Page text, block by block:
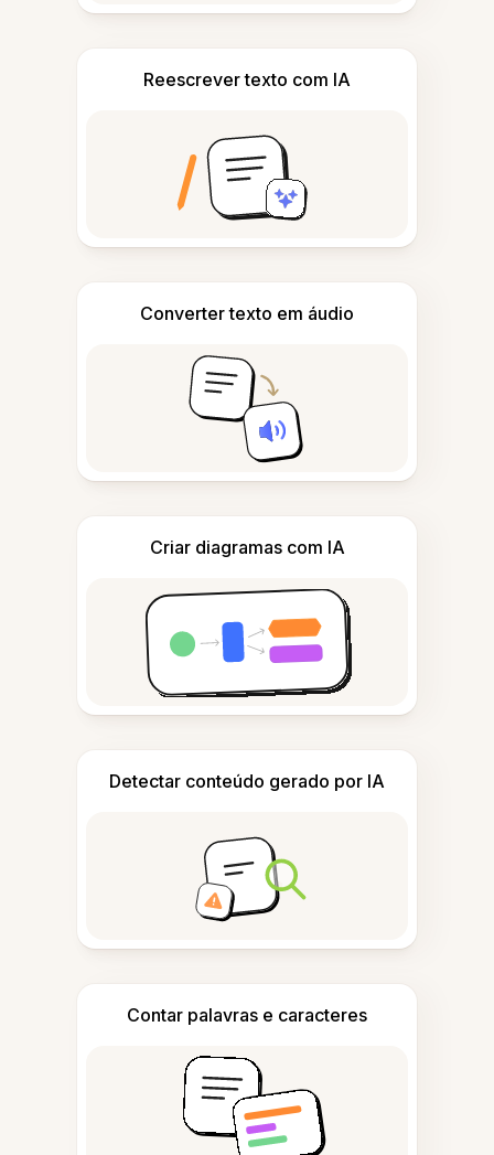
Reescrever texto com IA
Converter texto em áudio
Criar diagramas com IA
Detectar conteúdo gerado por IA
Contar palavras e caracteres